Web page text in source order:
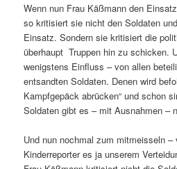
Wenn nun Frau Käßmann den
so kritisiert sie nicht den Soldaten
Einsatz. Sondern sie kritisiert die
überhaupt Truppen hin zu schicken.
wenigstens Einfluss – von allen
entsandten Soldaten. Denen wird
Kampfgepäck abrücken“ und schon
Soldaten gibt es – mit Ausnahmen –
Und nun nochmal zum mitmeisseln
Kinderreporter es ja unserem